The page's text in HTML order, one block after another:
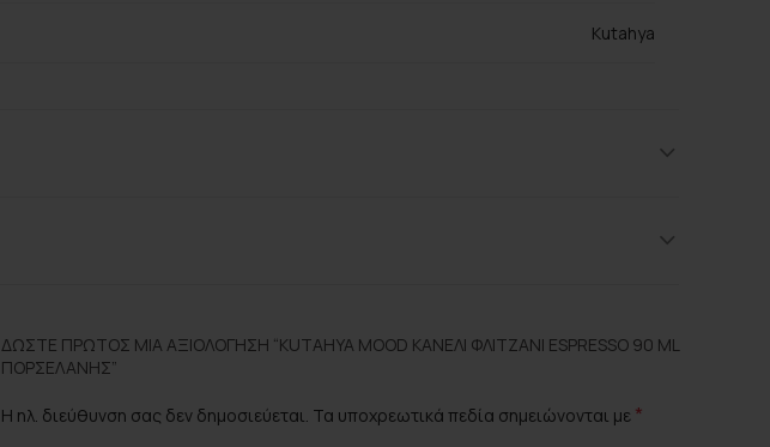
Kutahya
ΔΏΣΤΕ ΠΡΏΤΟΣ ΜΊΑ ΑΞΙΟΛΌΓΗΣΗ “KUTAHYA MOOD ΚΑΝΕΛΊ ΦΛΙΤΖΆΝΙ ESPRESSO 90 ML
ΠΟΡΣΕΛΆΝΗΣ”
Η ηλ. διεύθυνση σας δεν δημοσιεύεται. Τα υποχρεωτικά πεδία σημειώνονται με *